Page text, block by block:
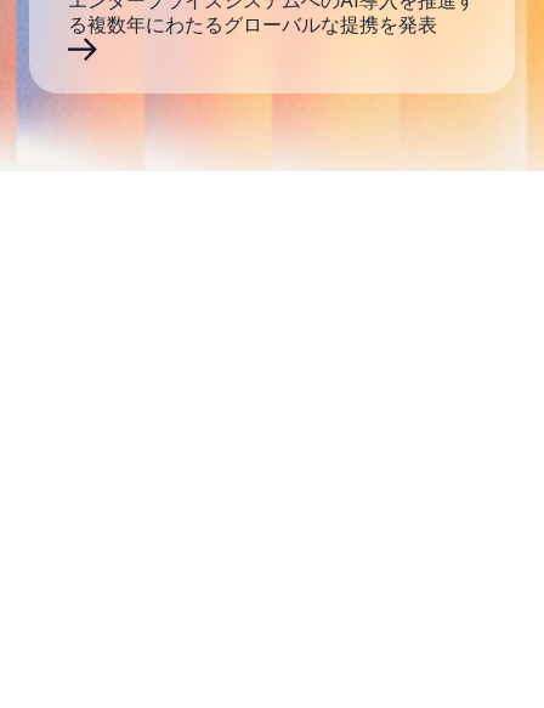
る複数年にわたるグローバルな提携を発表